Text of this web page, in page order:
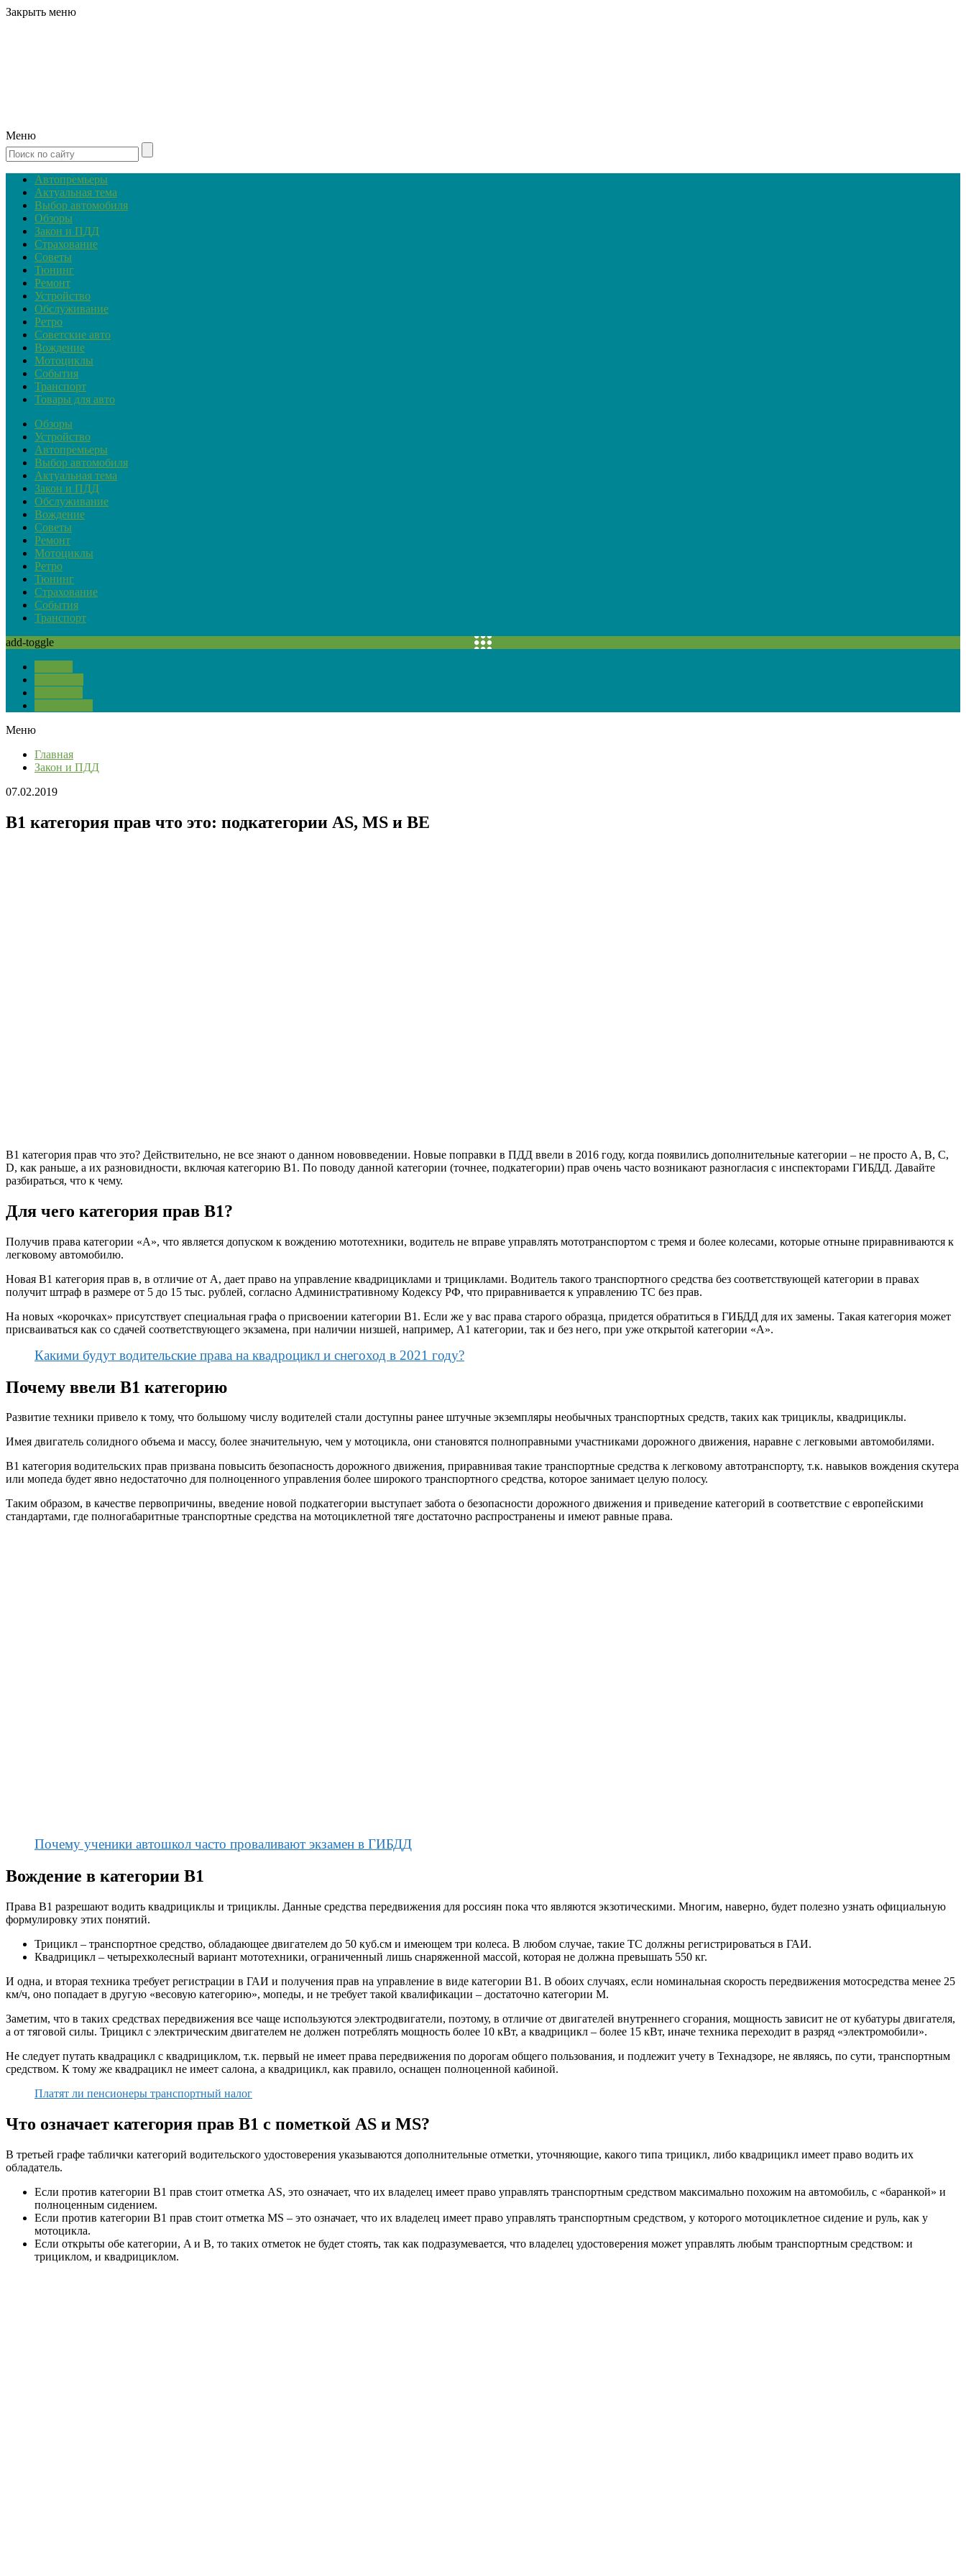
Закрыть меню
Меню
Автопремьеры
Актуальная тема
Выбор автомобиля
Обзоры
Закон и ПДД
Страхование
Советы
Тюнинг
Ремонт
Устройство
Обслуживание
Ретро
Советские авто
Вождение
Мотоциклы
События
Транспорт
Товары для авто
Обзоры
Устройство
Автопремьеры
Выбор автомобиля
Актуальная тема
Закон и ПДД
Обслуживание
Вождение
Советы
Ремонт
Мотоциклы
Ретро
Тюнинг
Страхование
События
Транспорт
add-toggle
Меню
Главная
Закон и ПДД
07.02.2019
B1 категория прав что это: подкатегории AS, MS и BE
B1 категория прав что это? Действительно, не все знают о данном нововведении. Новые поправки в ПДД ввели в 2016 году, когда появились дополнительные категории – не просто А, B, С,
D, как раньше, а их разновидности, включая категорию В1. По поводу данной категории (точнее, подкатегории) прав очень часто возникают разногласия с инспекторами ГИБДД. Давайте
разбираться, что к чему.
Для чего категория прав B1?
Получив права категории «А», что является допуском к вождению мототехники, водитель не вправе управлять мототранспортом с тремя и более колесами, которые отныне приравниваются к
легковому автомобилю.
Новая B1 категория прав в, в отличие от A, дает право на управление квадрициклами и трициклами. Водитель такого транспортного средства без соответствующей категории в правах
получит штраф в размере от 5 до 15 тыс. рублей, согласно Административному Кодексу РФ, что приравнивается к управлению ТС без прав.
На новых «корочках» присутствует специальная графа о присвоении категории В1. Если же у вас права старого образца, придется обратиться в ГИБДД для их замены. Такая категория может
присваиваться как со сдачей соответствующего экзамена, при наличии низшей, например, А1 категории, так и без него, при уже открытой категории «А».
Какими будут водительские права на квадроцикл и снегоход в 2021 году?
Почему ввели B1 категорию
Развитие техники привело к тому, что большому числу водителей стали доступны ранее штучные экземпляры необычных транспортных средств, таких как трициклы, квадрициклы.
Имея двигатель солидного объема и массу, более значительную, чем у мотоцикла, они становятся полноправными участниками дорожного движения, наравне с легковыми автомобилями.
B1 категория водительских прав призвана повысить безопасность дорожного движения, приравнивая такие транспортные средства к легковому автотранспорту, т.к. навыков вождения скутера
или мопеда будет явно недостаточно для полноценного управления более широкого транспортного средства, которое занимает целую полосу.
Таким образом, в качестве первопричины, введение новой подкатегории выступает забота о безопасности дорожного движения и приведение категорий в соответствие с европейскими
стандартами, где полногабаритные транспортные средства на мотоциклетной тяге достаточно распространены и имеют равные права.
Почему ученики автошкол часто проваливают экзамен в ГИБДД
Вождение в категории B1
Права В1 разрешают водить квадрициклы и трициклы. Данные средства передвижения для россиян пока что являются экзотическими. Многим, наверно, будет полезно узнать официальную
формулировку этих понятий.
Трицикл – транспортное средство, обладающее двигателем до 50 куб.см и имеющем три колеса. В любом случае, такие ТС должны регистрироваться в ГАИ.
Квадрицикл – четырехколесный вариант мототехники, ограниченный лишь снаряженной массой, которая не должна превышать 550 кг.
И одна, и вторая техника требует регистрации в ГАИ и получения прав на управление в виде категории B1. В обоих случаях, если номинальная скорость передвижения мотосредства менее 25
км/ч, оно попадает в другую «весовую категорию», мопеды, и не требует такой квалификации – достаточно категории М.
Заметим, что в таких средствах передвижения все чаще используются электродвигатели, поэтому, в отличие от двигателей внутреннего сгорания, мощность зависит не от кубатуры двигателя,
а от тяговой силы. Трицикл с электрическим двигателем не должен потреблять мощность более 10 кВт, а квадрицикл – более 15 кВт, иначе техника переходит в разряд «электромобили».
Не следует путать квадрацикл с квадрициклом, т.к. первый не имеет права передвижения по дорогам общего пользования, и подлежит учету в Технадзоре, не являясь, по сути, транспортным
средством. К тому же квадрацикл не имеет салона, а квадрицикл, как правило, оснащен полноценной кабиной.
Платят ли пенсионеры транспортный налог
Что означает категория прав B1 с пометкой AS и MS?
В третьей графе таблички категорий водительского удостоверения указываются дополнительные отметки, уточняющие, какого типа трицикл, либо квадрицикл имеет право водить их
обладатель.
Если против категории B1 прав стоит отметка AS, это означает, что их владелец имеет право управлять транспортным средством максимально похожим на автомобиль, с «баранкой» и
полноценным сидением.
Если против категории B1 прав стоит отметка MS – это означает, что их владелец имеет право управлять транспортным средством, у которого мотоциклетное сидение и руль, как у
мотоцикла.
Если открыты обе категории, A и В, то таких отметок не будет стоять, так как подразумевается, что владелец удостоверения может управлять любым транспортным средством: и
трициклом, и квадрициклом.